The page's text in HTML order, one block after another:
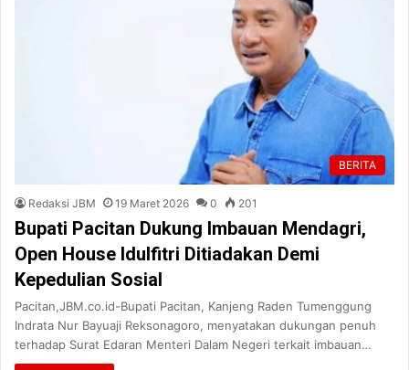
BERITA
Redaksi JBM 19 Maret 2026 0 201
Bupati Pacitan Dukung Imbauan Mendagri,
Open House Idulfitri Ditiadakan Demi
Kepedulian Sosial
Pacitan,JBM.co.id-Bupati Pacitan, Kanjeng Raden Tumenggung
Indrata Nur Bayuaji Reksonagoro, menyatakan dukungan penuh
terhadap Surat Edaran Menteri Dalam Negeri terkait imbauan…